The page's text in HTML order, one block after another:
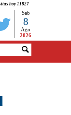
hoy 11827
Sab
8
Ago
2026